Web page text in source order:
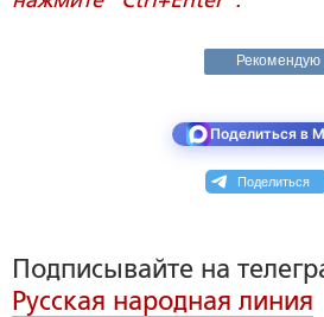
Рекомендую
Поделиться в
Поделиться
Подписывайте на
Русская народная линия